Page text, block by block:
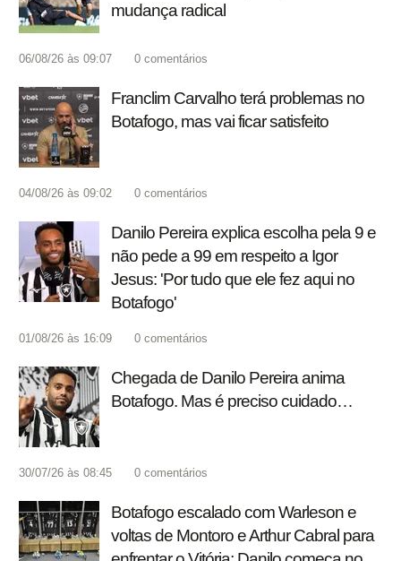
mudança radical
06/08/26 às 09:07 0 comentários
Franclim Carvalho terá problemas no
Botafogo, mas vai ficar satisfeito
04/08/26 às 09:02 0 comentários
Danilo Pereira explica escolha pela 9 e
não pede a 99 em respeito a Igor
Jesus: 'Por tudo que ele fez aqui no
Botafogo'
01/08/26 às 16:09 0 comentários
Chegada de Danilo Pereira anima
Botafogo. Mas é preciso cuidado…
30/07/26 às 08:45 0 comentários
Botafogo escalado com Warleson e
voltas de Montoro e Arthur Cabral para